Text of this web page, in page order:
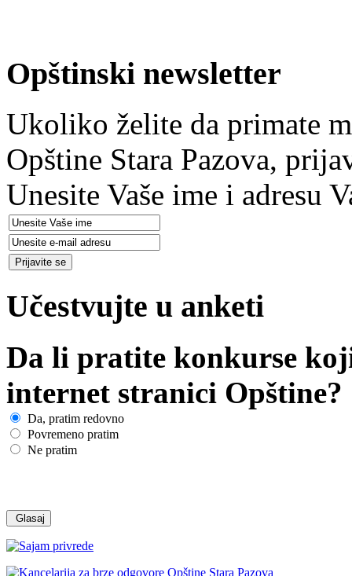
Opštinski newsletter
Ukoliko želite da primate
Opštine Stara Pazova,
Unesite Vaše ime i adresu
Učestvujte u anketi
Da li pratite konkurse
internet stranici Opštine?
Da, pratim redovno
Povremeno pratim
Ne pratim